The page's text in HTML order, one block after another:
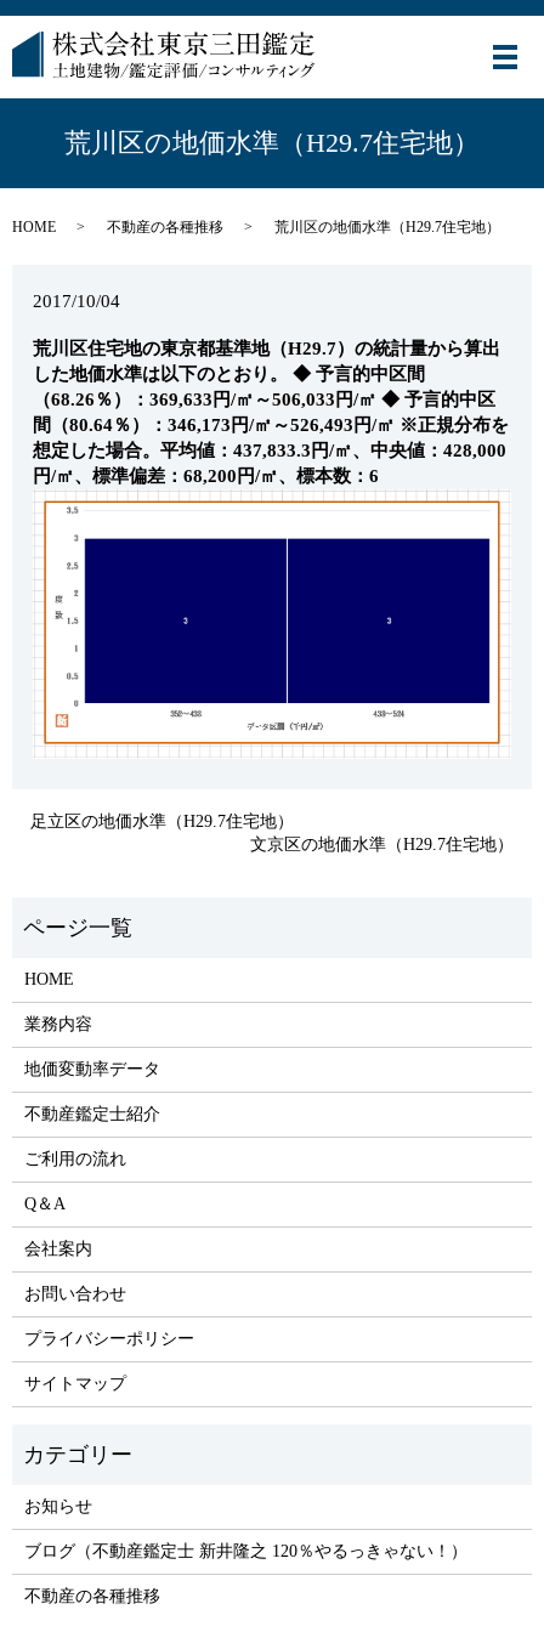
メ
荒川区の地価水準（H29.7住宅地）
HOME 不動産の各種推移 荒川区の地価水準（H29.7住宅地）
2017/10/04
荒川区住宅地の東京都基準地（H29.7）の統計量から算出
した地価水準は以下のとおり。
◆ 予言的中区間
（68.26％）：369,633円/㎡～506,033円/㎡ ◆ 予言的中区
間（80.64％）：346,173円/㎡～526,493円/㎡ ※正規分布を
想定した場合。平均値：437,833.3円/㎡、中央値：428,000
円/㎡、標準偏差：68,200円/㎡、標本数：6
足立区の地価水準（H29.7住宅地）
文京区の地価水準（H29.7住宅地）
HOME
業務内容
地価変動率データ
不動産鑑定士紹介
ご利用の流れ
Q＆A
会社案内
お問い合わせ
プライバシーポリシー
サイトマップ
お知らせ
ブログ（不動産鑑定士 新井隆之 120％やるっきゃない！）
不動産の各種推移